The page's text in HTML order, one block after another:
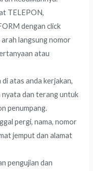
TELEPON,
dengan click
langsung nomor
atau
atas anda kerjakan,
nyata dan terang untuk
penumpang.
pergi, nama, nomor
jemput dan alamat
pengujian dan